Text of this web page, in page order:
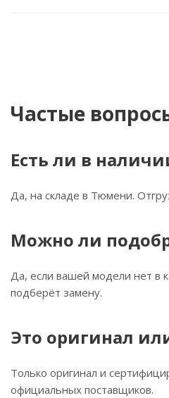
Частые
Есть ли в
Да, на складе в Тюмени.
Можно ли
Да, если вашей модели нет в
подберёт замену.
Это оригинал
Только оригинал и
официальных поставщиков.